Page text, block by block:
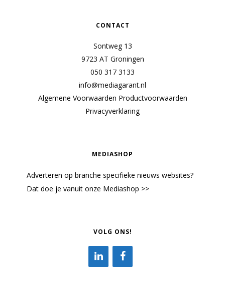
CONTACT
Sontweg 13
9723 AT Groningen
050 317 3133
info@mediagarant.nl
Algemene Voorwaarden Productvoorwaarden
Privacyverklaring
MEDIASHOP
Adverteren op branche specifieke nieuws websites?
Dat doe je vanuit onze Mediashop >>
VOLG ONS!